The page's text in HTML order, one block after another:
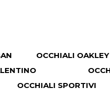
OCCHIALI OAKLEY
OCCHIALI SPORTIVI